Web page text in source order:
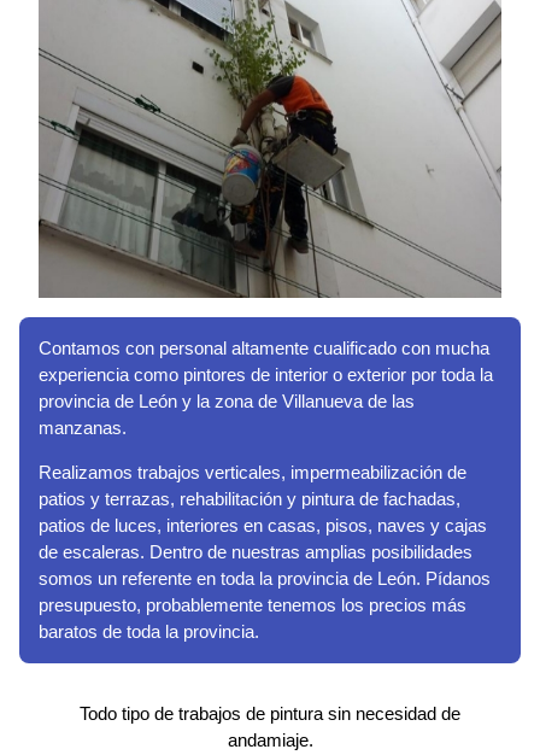
Contamos con personal altamente cualificado con mucha
experiencia como pintores de interior o exterior por toda la
provincia de León y la zona de Villanueva de las
manzanas.
Realizamos trabajos verticales, impermeabilización de
patios y terrazas, rehabilitación y pintura de fachadas,
patios de luces, interiores en casas, pisos, naves y cajas
de escaleras. Dentro de nuestras amplias posibilidades
somos un referente en toda la provincia de León. Pídanos
presupuesto, probablemente tenemos los precios más
baratos de toda la provincia.
Todo tipo de trabajos de pintura sin necesidad de
andamiaje.